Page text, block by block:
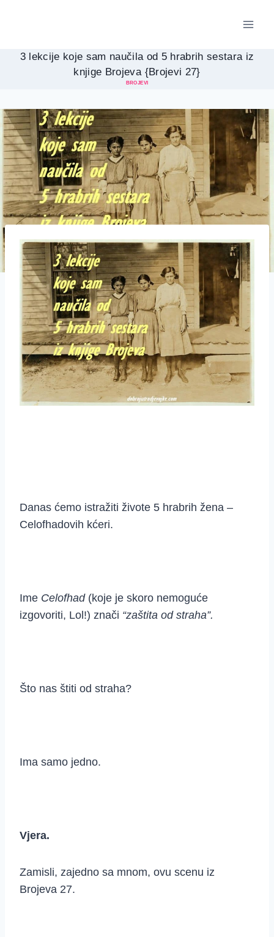
3 lekcije koje sam naučila od 5 hrabrih sestara iz
knjige Brojeva {Brojevi 27}
BROJEVI
Danas ćemo istražiti živote 5 hrabrih žena –
Celofhadovih kćeri.
Ime Celofhad(koje je skoro nemoguće
izgovoriti, Lol!) znači “zaštita od straha”.
Što nas štiti od straha?
Ima samo jedno.
Vjera.
Zamisli, zajedno sa mnom, ovu scenu iz
Brojeva 27.